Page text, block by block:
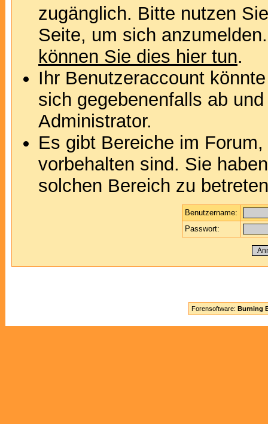
zugänglich. Bitte nutzen
Seite, um sich
können Sie dies hier tun.
Ihr Benutzeraccount
sich gegebenenfalls ab
Administrator.
Es gibt Bereiche im
vorbehalten sind. Sie
solchen Bereich zu
Benutzername:
Passwort:
Forensoftware: Burning